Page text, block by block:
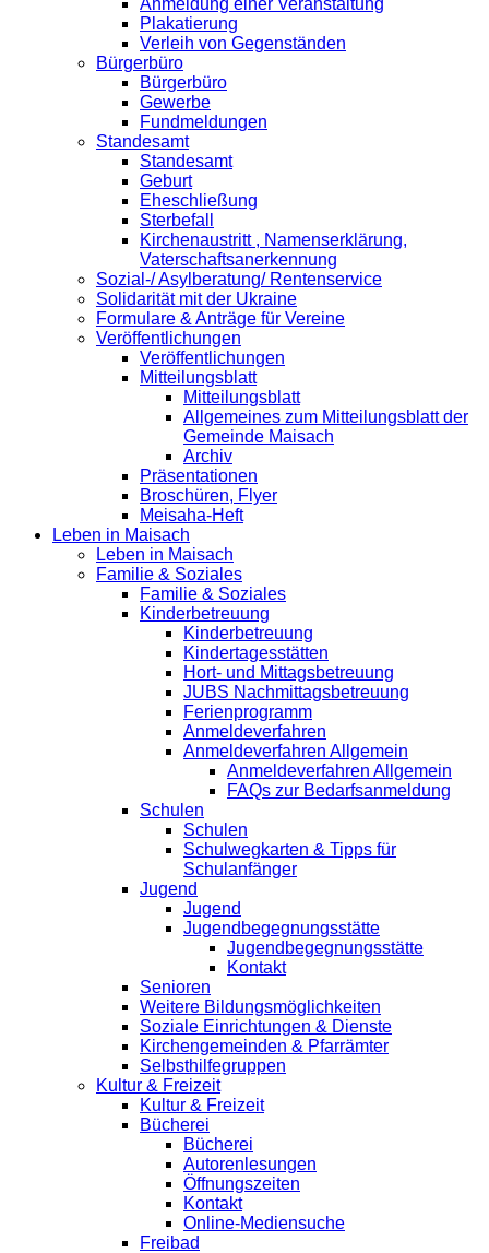
Anmeldung einer Veranstaltung
Plakatierung
Verleih von Gegenständen
Bürgerbüro
Bürgerbüro
Gewerbe
Fundmeldungen
Standesamt
Standesamt
Geburt
Eheschließung
Sterbefall
Kirchenaustritt , Namenserklärung,
Vaterschaftsanerkennung
Sozial-/ Asylberatung/ Rentenservice
Solidarität mit der Ukraine
Formulare & Anträge für Vereine
Veröffentlichungen
Veröffentlichungen
Mitteilungsblatt
Mitteilungsblatt
Allgemeines zum Mitteilungsblatt der
Gemeinde Maisach
Archiv
Präsentationen
Broschüren, Flyer
Meisaha-Heft
Leben in Maisach
Leben in Maisach
Familie & Soziales
Familie & Soziales
Kinderbetreuung
Kinderbetreuung
Kindertagesstätten
Hort- und Mittagsbetreuung
JUBS Nachmittagsbetreuung
Ferienprogramm
Anmeldeverfahren
Anmeldeverfahren Allgemein
Anmeldeverfahren Allgemein
FAQs zur Bedarfsanmeldung
Schulen
Schulen
Schulwegkarten & Tipps für
Schulanfänger
Jugend
Jugend
Jugendbegegnungsstätte
Jugendbegegnungsstätte
Kontakt
Senioren
Weitere Bildungsmöglichkeiten
Soziale Einrichtungen & Dienste
Kirchengemeinden & Pfarrämter
Selbsthilfegruppen
Kultur & Freizeit
Kultur & Freizeit
Bücherei
Bücherei
Autorenlesungen
Öffnungszeiten
Kontakt
Online-Mediensuche
Freibad